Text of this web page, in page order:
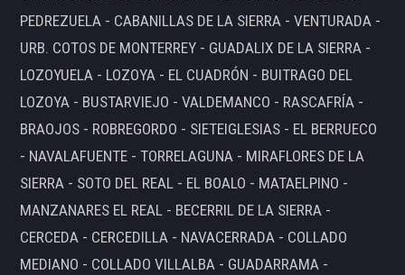
PEDREZUELA - CABANILLAS DE LA SIERRA - VENTURADA -
URB. COTOS DE MONTERREY - GUADALIX DE LA SIERRA -
LOZOYUELA - LOZOYA - EL CUADRÓN - BUITRAGO DEL
LOZOYA - BUSTARVIEJO - VALDEMANCO - RASCAFRÍA -
BRAOJOS - ROBREGORDO - SIETEIGLESIAS - EL BERRUECO
- NAVALAFUENTE - TORRELAGUNA - MIRAFLORES DE LA
SIERRA - SOTO DEL REAL - EL BOALO - MATAELPINO -
MANZANARES EL REAL - BECERRIL DE LA SIERRA -
CERCEDA - CERCEDILLA - NAVACERRADA - COLLADO
MEDIANO - COLLADO VILLALBA - GUADARRAMA -